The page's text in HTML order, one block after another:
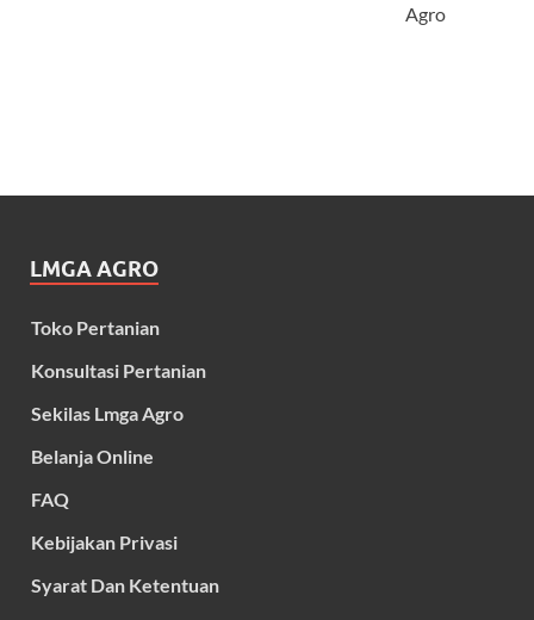
Agro
LMGA AGRO
Toko Pertanian
Konsultasi Pertanian
Sekilas Lmga Agro
Belanja Online
FAQ
Kebijakan Privasi
Syarat Dan Ketentuan